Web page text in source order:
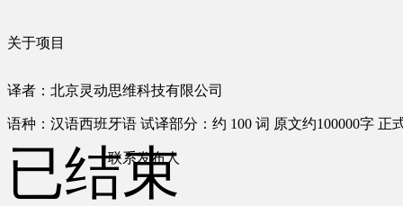
关于项目
译者：北京灵动思维科技有限公司
语种：汉语西班牙语 试译部分：约 100 词 原文约100000字 正
联系发布人
已结束